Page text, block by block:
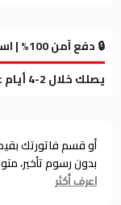
🔒 دفع آمن 100% | استرجاع خلال 7 أيام
يصلك خلال 2-4 أيام عمل
أو قسم فاتورتك
بدون رسوم تأخير،
اعرف أكثر